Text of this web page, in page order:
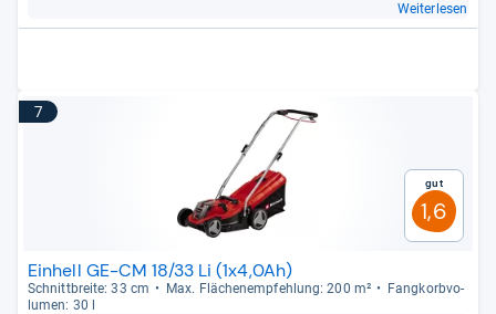
Weiterlesen
7
Gut
1,6
Einhell GE-CM 18/33 Li (1x4,0Ah)
Schnitt­breite: 33 cm Max. Flä­chen­emp­feh­lung: 200 m²
Fang­korb­vo­
lu­men: 30 l